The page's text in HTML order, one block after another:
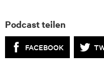
Podcast teilen
FACEBOOK